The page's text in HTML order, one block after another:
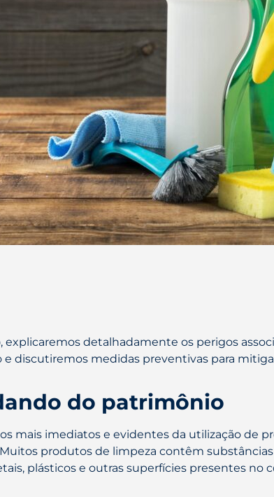
explicaremos detalhadamente os perigos
discutiremos medidas preventivas para
do patrimônio
mais imediatos e evidentes da utilização de
produtos de limpeza contêm
plásticos e outras superfícies presentes no